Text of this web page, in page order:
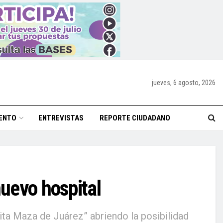
jueves, 6 agosto, 2026
ENTREVISTAS REPORTE CIUDADANO
hospital
Maza de Juárez” abriendo la posibilidad